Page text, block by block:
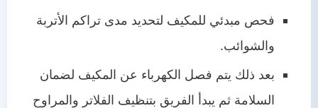
فحص مبدئي للمكيف لتحديد مدى تراكم الأتربة
والشوائب.
بعد ذلك يتم فصل الكهرباء عن المكيف لضمان
السلامة ثم يبدأ الفريق بتنظيف الفلاتر والمراوح